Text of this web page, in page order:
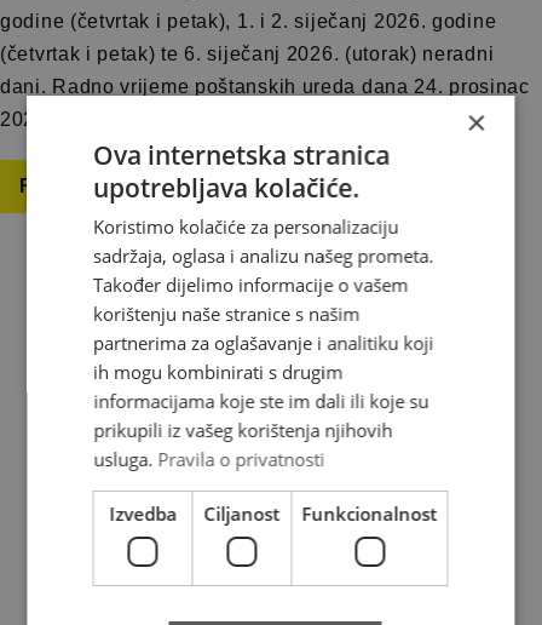
godine (četvrtak i petak), 1. i 2. siječanj 2026. godine
(četvrtak i petak) te 6. siječanj 2026. (utorak) neradni
dani. Radno vrijeme poštanskih ureda dana 24. prosinac
2025. godine (srijeda – […]
Read more
About us
Where do we deliver
News
Contact
FAQ
×
Ova internetska stranica
upotrebljava kolačiće.
Koristimo kolačiće za personalizaciju
sadržaja, oglasa i analizu našeg prometa.
Također dijelimo informacije o vašem
korištenju naše stranice s našim
partnerima za oglašavanje i analitiku koji
ih mogu kombinirati s drugim
informacijama koje ste im dali ili koje su
prikupili iz vašeg korištenja njihovih
usluga. Pravila o privatnosti
Izvedba Ciljanost Funkcionalnost